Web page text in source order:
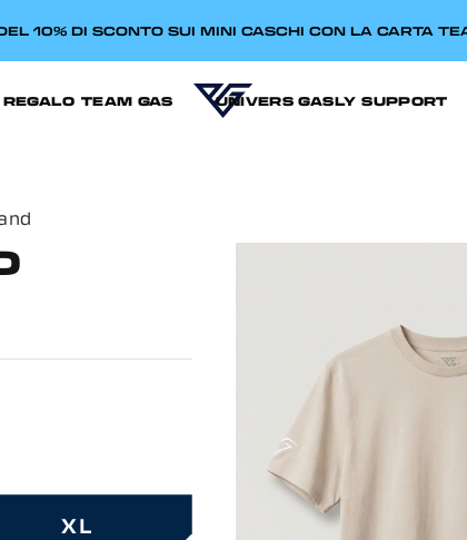
10% DI SCONTO SUI MINI CASCHI CON LA CARTA
TEAM GAS UNIVERS GASLY SUPPORT
XL